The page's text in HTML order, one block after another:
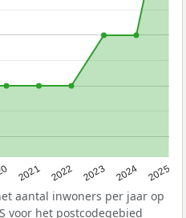
2021 2022 2023 2024 2025
aantal inwoners per jaar op
voor het postcodegebied